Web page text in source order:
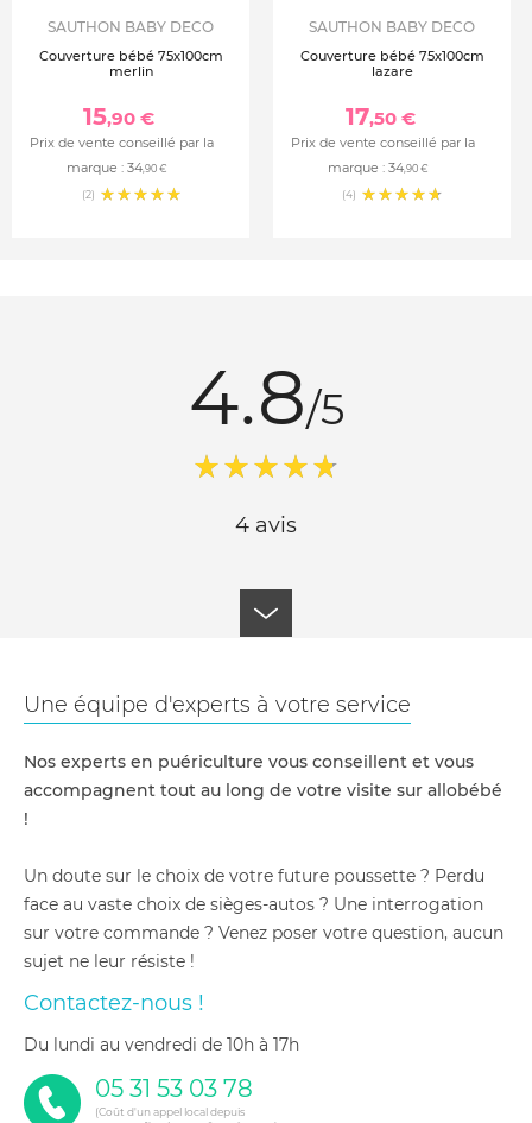
SAUTHON BABY DECO
Couverture bébé 75x100cm
merlin
15,90 €
Prix de vente conseillé par la
marque : 34,90 €
(2)
SAUTHON BABY DECO
Couverture bébé 75x100cm
lazare
17,50 €
Prix de vente conseillé par la
marque : 34,90 €
(4)
4.8/5
4 avis
Une équipe d'experts à votre service
Nos experts en puériculture vous conseillent et vous
accompagnent tout au long de votre visite sur allobébé
!
Un doute sur le choix de votre future poussette ? Perdu
face au vaste choix de sièges-autos ? Une interrogation
sur votre commande ? Venez poser votre question, aucun
sujet ne leur résiste !
Contactez-nous !
du lundi au vendredi de 10h à 17h
05 31 53 03 78
(Coût d'un appel local depuis